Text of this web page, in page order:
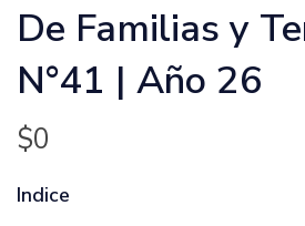
De Familias y
N°41 | Año 26
$0
Indice